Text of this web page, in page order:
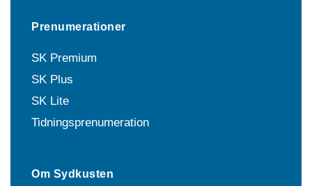
Prenumerationer
SK Premium
SK Plus
SK Lite
Tidningsprenumeration
Om Sydkusten